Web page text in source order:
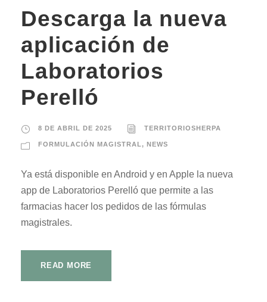
Descarga la nueva
aplicación de
Laboratorios
Perelló
8 DE ABRIL DE 2025 TERRITORIOSHERPA
FORMULACIÓN MAGISTRAL, NEWS
Ya está disponible en Android y en Apple la nueva
app de Laboratorios Perelló que permite a las
farmacias hacer los pedidos de las fórmulas
magistrales.
READ MORE